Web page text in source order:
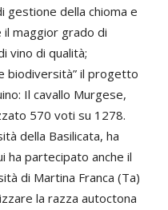
gestione della chioma e
il maggior grado di
vino di qualità;
biodiversità” il progetto
Il cavallo Murgese,
570 voti su 1278.
della Basilicata, ha
ha partecipato anche il
di Martina Franca (Ta)
la razza autoctona